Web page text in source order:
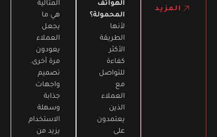
المزيد
الهواتف
المحمولة؟
لأنها
الطريقة
الأكثر
كفاءة
للتواصل
مع
العملاء
الذين
يعتمدون
على
المثالية
هي ما
يجعل
العملاء
يعودون
مرة أخرى.
تصميم
واجهات
جذابة
وسهلة
الاستخدام
يزيد من